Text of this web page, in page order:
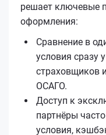
решает ключевые
оформления:
Сравнение в
условия сразу
страховщиков
ОСАГО.
Доступ к
партнёры
условия,